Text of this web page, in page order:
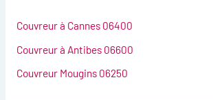
Couvreur à Cannes 06400
Couvreur à Antibes 06600
Couvreur Mougins 06250